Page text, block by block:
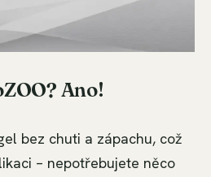
Ano!
bez chuti a zápachu, což
– nepotřebujete něco